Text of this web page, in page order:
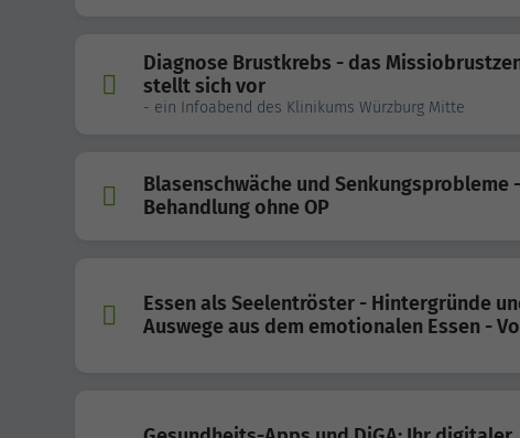
Diagnose Brustkrebs - das
stellt sich vor
- ein Infoabend des Klinikums Würzburg Mitte
Blasenschwäche und Senkungsprobleme -
Behandlung ohne OP
Essen als Seelentröster - Hintergründe
Auswege aus dem emotionalen Essen -